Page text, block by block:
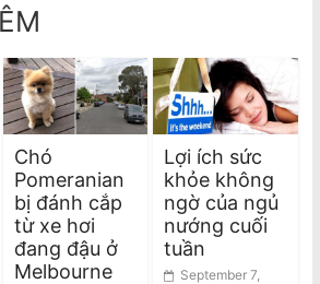
Chó
Pomeranian
bị đánh cắp
từ xe hơi
đang đậu ở
Melbourne
Lợi ích sức
khỏe không
ngờ của ngủ
nướng cuối
tuần
September 7,